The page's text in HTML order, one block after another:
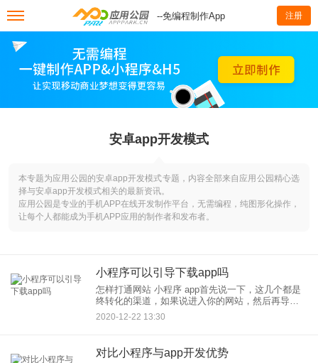
--免编程制作App 注册
安卓app开发模式
本专题为应用公园的安卓app开发模式专题，内容全部来自应用公园精心选
择与安卓app开发模式相关的最新资讯。
应用公园是专业的手机APP在线开发制作平台，无需编程，纯图形化操作，
让每个人都能成为手机APP应用的制作者和发布者。
小程序可以引导下载app吗
怎样打通网站 小程序 app首先说一下，这几个都是
终转化的渠道，如果说进入你的网站，然后再导入
你的小程序或者是APP，这很明显是多此一举，因
为在你的网站上面就已经可以介绍完所有东西，并
2020-12-22 13:30
对比小程序与app开发优势